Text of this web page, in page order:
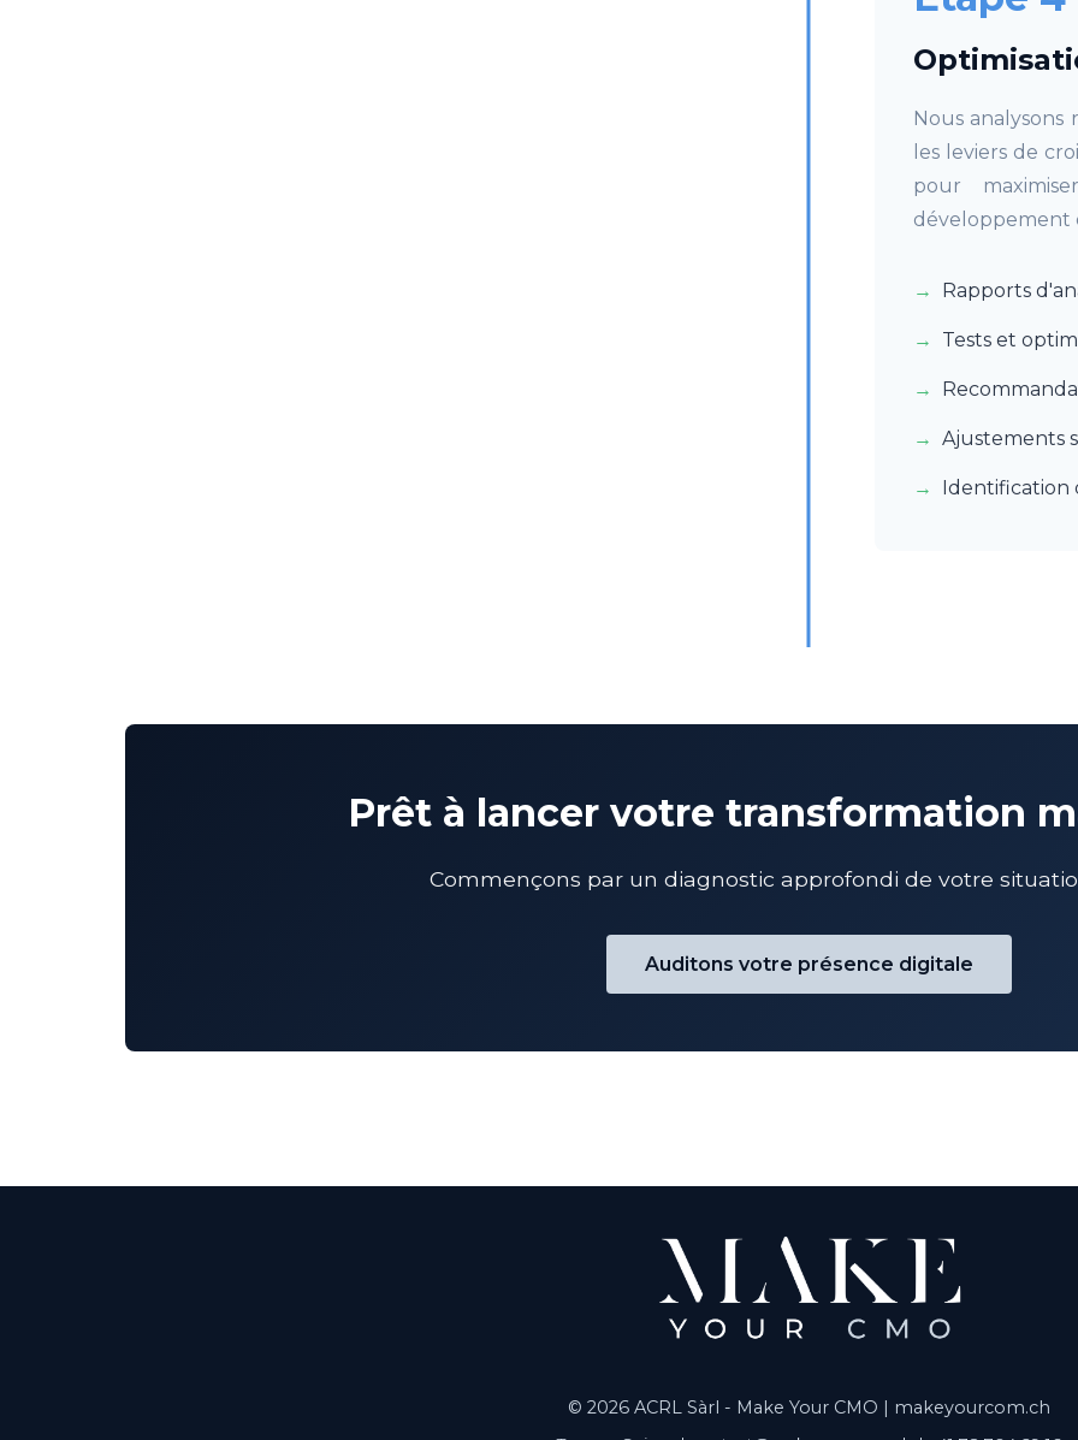
Nous
les leviers de
pour
développement
Rapports
Tests et
Ajustements
Identification
Prêt à lancer votre transformation
Commençons par un diagnostic approfondi de votre
Auditons votre présence digitale
© 2026 ACRL Sàrl - Make Your CMO | makeyourcom.ch